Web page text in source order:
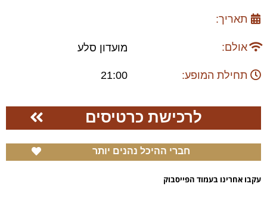
תאריך:
אולם: מועדון סלע
תחילת המופע: 21:00
לרכישת כרטיסים
חברי ההיכל נהנים יותר
עקבו אחרינו בעמוד הפייסבוק